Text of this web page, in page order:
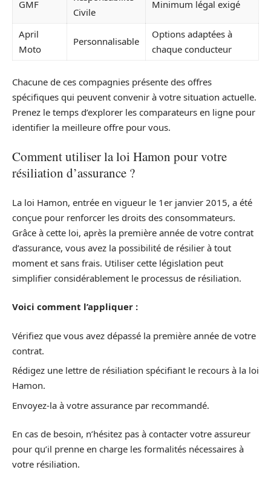
GMF
Civile
Minimum légal exigé
April
Moto
Personnalisable
Options adaptées à
chaque conducteur
Chacune de ces compagnies présente des offres
spécifiques qui peuvent convenir à votre situation actuelle.
Prenez le temps d’explorer les comparateurs en ligne pour
identifier la meilleure offre pour vous.
Comment utiliser la loi Hamon pour votre
résiliation d’assurance ?
La loi Hamon, entrée en vigueur le 1er janvier 2015, a été
conçue pour renforcer les droits des consommateurs.
Grâce à cette loi, après la première année de votre contrat
d’assurance, vous avez la possibilité de résilier à tout
moment et sans frais. Utiliser cette législation peut
simplifier considérablement le processus de résiliation.
Voici comment l’appliquer :
Vérifiez que vous avez dépassé la première année de votre
contrat.
Rédigez une lettre de résiliation spécifiant le recours à la loi
Hamon.
Envoyez-la à votre assurance par recommandé.
En cas de besoin, n’hésitez pas à contacter votre assureur
pour qu’il prenne en charge les formalités nécessaires à
votre résiliation.